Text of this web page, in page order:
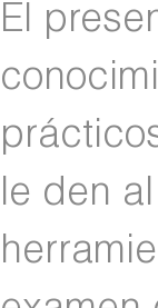
El
le den